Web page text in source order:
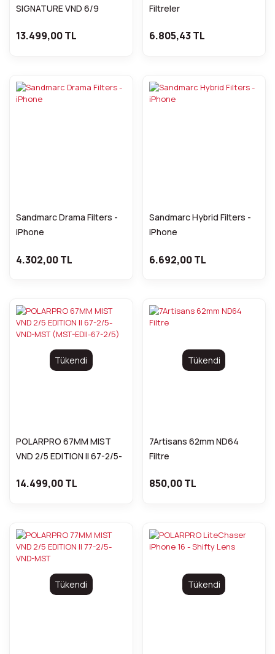
SIGNATURE VND 6/9
13.499,00 TL
Filtreler
6.805,43 TL
Sandmarc Drama Filters -
iPhone
4.302,00 TL
Sandmarc Hybrid Filters -
iPhone
6.692,00 TL
Tükendi
POLARPRO 67MM MIST
VND 2/5 EDITION II 67-2/5-
2/5)
14.499,00 TL
Tükendi
7Artisans 62mm ND64
Filtre
850,00 TL
Tükendi Tükendi